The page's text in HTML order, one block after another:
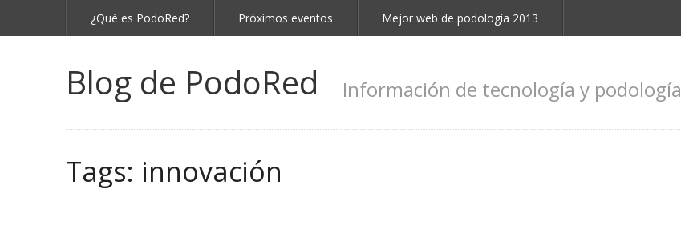
¿Qué es PodoRed? Próximos eventos Mejor web de podología 2013
Blog de PodoRed Información de tecnología y podología
Tags: innovación